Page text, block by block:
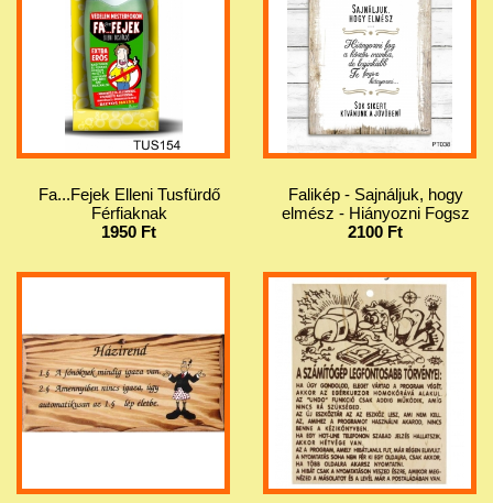
Fa...Fejek Elleni Tusfürdő
Férfiaknak
1950 Ft
Falikép - Sajnáljuk, hogy
elmész - Hiányozni Fogsz
2100 Ft